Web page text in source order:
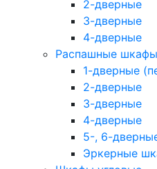
2-дверные
3-дверные
4-дверные
Распашные шкафы
1-дверные
2-дверные
3-дверные
4-дверные
5-, 6-
Эркерные